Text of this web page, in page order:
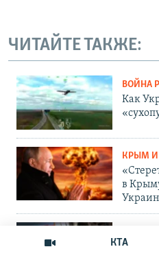
КТА
ЧИТАЙТЕ ТАКЖЕ:
ВОЙНА
Как
КРЫМ
в
Как